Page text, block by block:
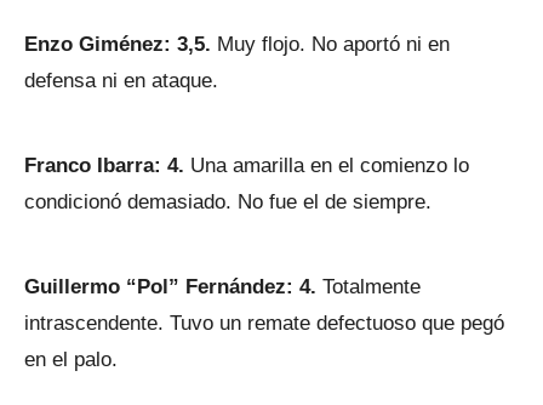
Enzo Giménez: 3,5. Muy flojo. No aportó ni en
defensa ni en ataque.
Franco Ibarra: 4. Una amarilla en el comienzo lo
condicionó demasiado. No fue el de siempre.
Guillermo “Pol” Fernández: 4. Totalmente
intrascendente. Tuvo un remate defectuoso que pegó
en el palo.